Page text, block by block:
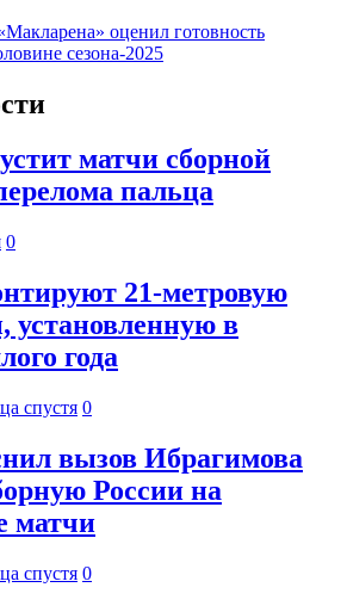
оценил готовность
сезона-2025
матчи сборной
пальца
0
21-метровую
установленную в
года
спустя 0
вызов Ибрагимова
России на
матчи
спустя 0